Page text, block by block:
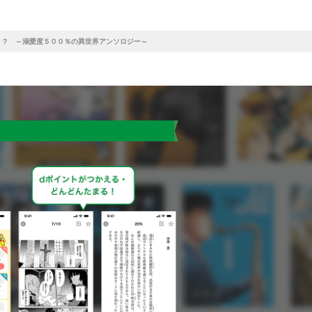
～溺愛度５００％の異世界アンソロジー～